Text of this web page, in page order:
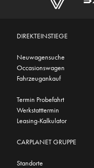
DIREKTEINSTIEGE
Neuwagensuche
Occasionswagen
Fahrzeugankauf
Termin Probefahrt
Werkstatttermin
Leasing-Kalkulator
CARPLANET GRUPPE
Standorte